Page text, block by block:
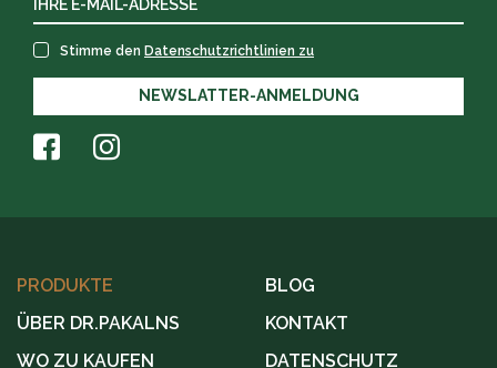
Stimme den Datenschutzrichtlinien zu
NEWSLATTER-ANMELDUNG
PRODUKTE
ÜBER DR.PAKALNS
WO ZU KAUFEN
BLOG
KONTAKT
DATENSCHUTZ